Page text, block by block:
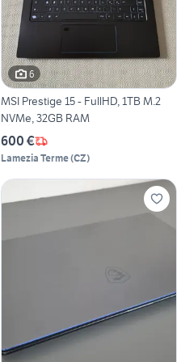
6
MSI Prestige 15 - FullHD, 1TB M.2
NVMe, 32GB RAM
600 €
Lamezia Terme(CZ)